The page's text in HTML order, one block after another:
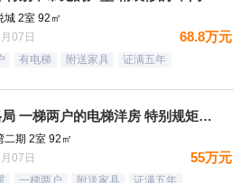
城 2室 92㎡
07日
68.8万元
有电梯 附送家具 证满五年
全明格局 一梯两户的电梯洋房 特别规矩的一个小区 集中供暖
二期 2室 92㎡
07日
55万元